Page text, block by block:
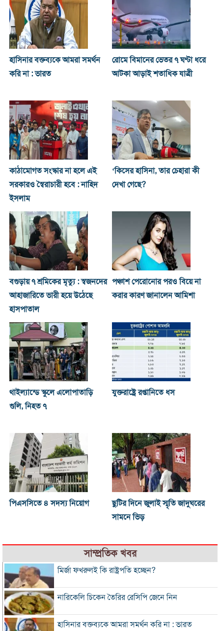
হাসিনার বক্তব্যকে আমরা সমর্থন
করি না : ভারত
রোমে বিমানের ভেতর ৭ ঘণ্টা ধরে
আটকা আড়াই শতাধিক যাত্রী
কাঠামোগত সংস্কার না হলে এই
সরকারও স্বৈরাচারী হবে : নাহিদ
ইসলাম
‘কিসের হাসিনা, তার চেহারা কী
দেখা গেছে?
বগুড়ায় ৭ শ্রমিকের মৃত্যু : স্বজনদের
আহাজারিতে ভারী হয়ে উঠেছে
হাসপাতাল
পঞ্চাশ পেরোনোর পরও বিয়ে না
করার কারণ জানালেন আমিশা
থাইল্যান্ডে স্কুলে এলোপাতাড়ি
গুলি, নিহত ৭
যুক্তরাষ্ট্রে রপ্তানিতে ধস
পিএসসিতে ৪ সদস্য নিয়োগ
ছুটির দিনে জুলাই স্মৃতি জাদুঘরের
সামনে ভিড়
সাম্প্রতিক খবর
মির্জা ফখরুলই কি রাষ্ট্রপতি হচ্ছেন?
নারিকেলি চিকেন তৈরির রেসিপি জেনে নিন
হাসিনার বক্তব্যকে আমরা সমর্থন করি না : ভারত